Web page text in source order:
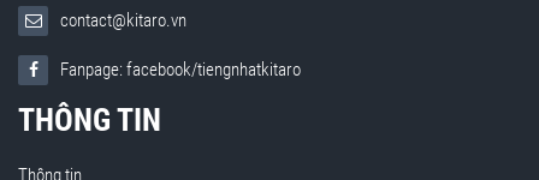
contact@kitaro.vn
Fanpage: facebook/tiengnhatkitaro
THÔNG TIN
Thông tin